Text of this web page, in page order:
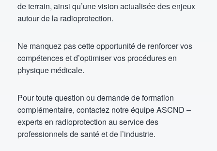
de terrain, ainsi qu’une vision actualisée des enjeux
autour de la radioprotection.
Ne manquez pas cette opportunité de renforcer vos
compétences et d’optimiser vos procédures en
physique médicale.
Pour toute question ou demande de formation
complémentaire, contactez notre équipe ASCND –
experts en radioprotection au service des
professionnels de santé et de l’industrie.